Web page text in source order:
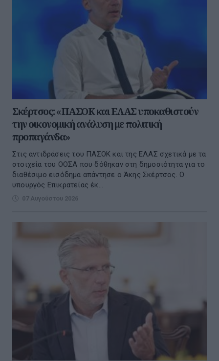
Σκέρτσος: «ΠΑΣΟΚ και ΕΛΑΣ υποκαθιστούν
την οικονομική ανάλυση με πολιτική
προπαγάνδα»
Στις αντιδράσεις του ΠΑΣΟΚ και της ΕΛΑΣ σχετικά με τα
στοιχεία του ΟΟΣΑ που δόθηκαν στη δημοσιότητα για το
διαθέσιμο εισόδημα απάντησε ο Άκης Σκέρτσος. Ο
υπουργός Επικρατείας έκ...
07 Αυγούστου 2026